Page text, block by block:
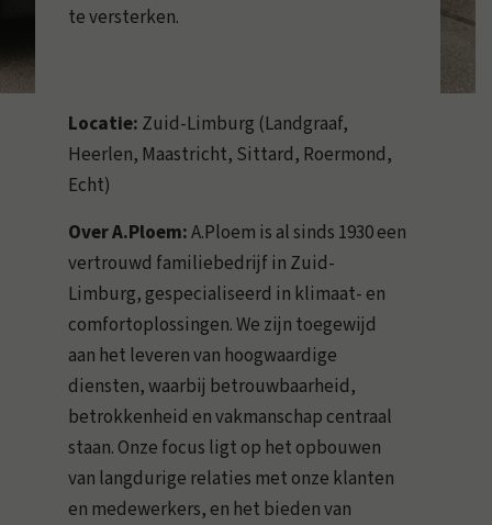
te versterken.
Locatie: Zuid-Limburg (Landgraaf,
Heerlen, Maastricht, Sittard, Roermond,
Echt)
Over A.Ploem:A.Ploem is al sinds 1930 een
vertrouwd familiebedrijf in Zuid-
Limburg, gespecialiseerd in klimaat- en
comfortoplossingen. We zijn toegewijd
aan het leveren van hoogwaardige
diensten, waarbij betrouwbaarheid,
betrokkenheid en vakmanschap centraal
staan. Onze focus ligt op het opbouwen
van langdurige relaties met onze klanten
en medewerkers, en het bieden van